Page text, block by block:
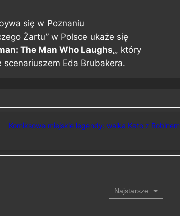
się w Poznaniu
Żartu” w Polsce ukaże się
The Man Who Laughs„, który
Eda Brubakera.
Komiksowe miejskie legendy: walka Kato z Robinem
Najstarsze